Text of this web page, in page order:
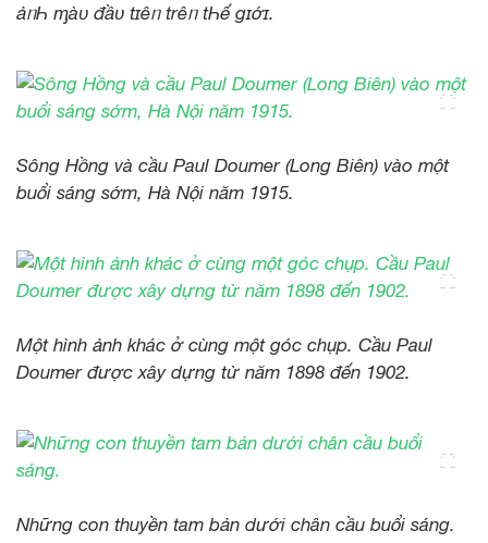
ảᥒҺ ᶆàᴜ đầᴜ tɪêᥒ trêᥒ tҺế gɪớɪ.
Sông Hồng và cầu Paul Doumer (Long Biên) vào một
buổi sáng sớm, Hà Nội năm 1915.
Một hình ảnh khác ở cùng một góc chụp. Cầu Paul
Doumer được xây dựng từ năm 1898 đến 1902.
Những con thuyền tam bản dưới chân cầu buổi sáng.